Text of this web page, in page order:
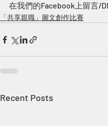
在我們的Facebook上留言/
「共享親職」圖文創作比賽
Recent Posts